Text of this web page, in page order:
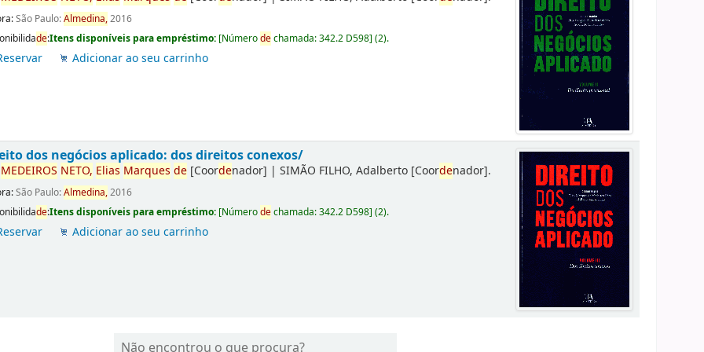
São Paulo:Almedina,2016
de:Itens disponíveis para empréstimo: [Númerodechamada:342.2 D598](2).
Adicionar ao seu carrinho
dos negócios aplicado: dos direitos conexos/
MEDEIROS NETO, Elias Marques de [Coordenador] |SIMÃO FILHO, Adalberto [Coordenador].
São Paulo:Almedina,2016
de:Itens disponíveis para empréstimo: [Númerodechamada:342.2 D598](2).
Adicionar ao seu carrinho